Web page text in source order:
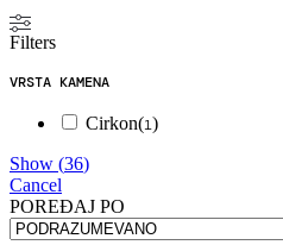
Filters
VRSTA KAMENA
Cirkon(1)
Show (36)
Cancel
POREÐAJ PO